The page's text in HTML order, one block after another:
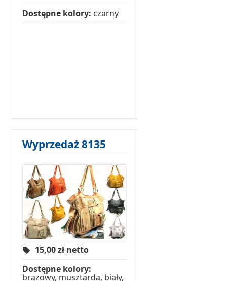
Dostępne kolory: czarny
Wyprzedaż 8135
15,00zł netto
Dostępne kolory:
brązowy, musztarda, biały,